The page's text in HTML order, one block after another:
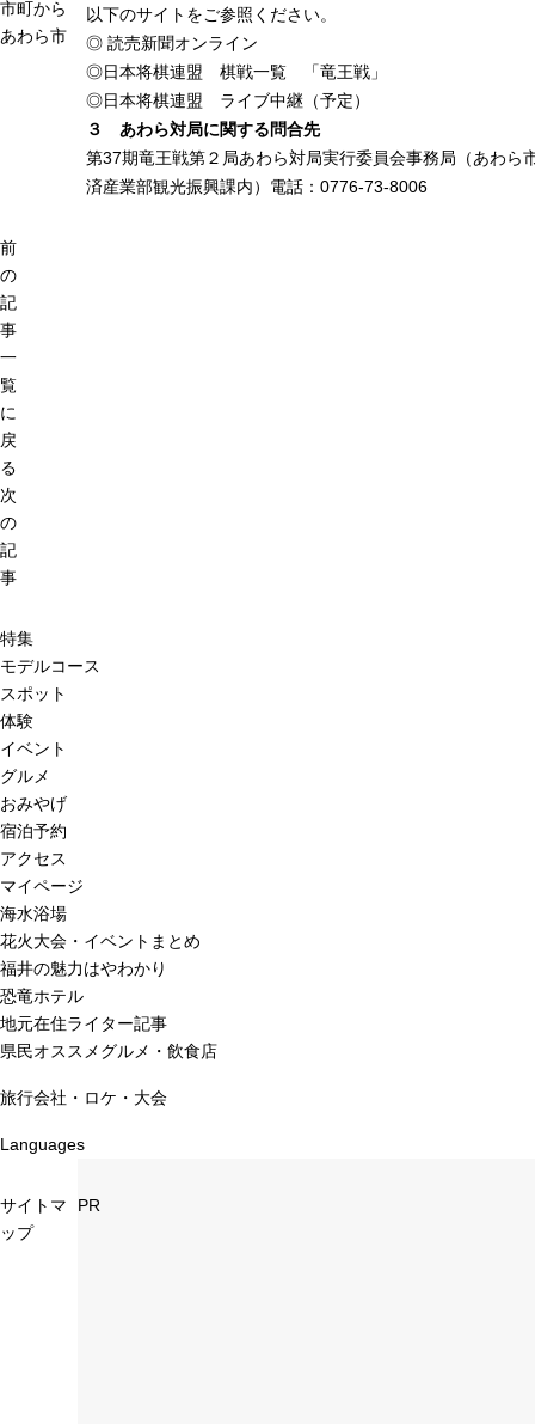
市町から
あわら市
以下のサイトをご参照ください。
◎ 読売新聞オンライン
◎日本将棋連盟 棋戦一覧 「竜王戦」
◎日本将棋連盟 ライブ中継（予定）
３ あわら対局に関する問合先
第37期竜王戦第２局あわら対局実行委員会事務局（あわら
済産業部観光振興課内）電話：0776-73-8006
前
の
記
事
一
覧
に
戻
る
次
の
記
事
特集
モデルコース
スポット
体験
イベント
グルメ
おみやげ
宿泊予約
アクセス
マイページ
海水浴場
花火大会・イベントまとめ
福井の魅力はやわかり
恐竜ホテル
地元在住ライター記事
県民オススメグルメ・飲食店
旅行会社・ロケ・大会
Languages
サイトマ
ップ
PR